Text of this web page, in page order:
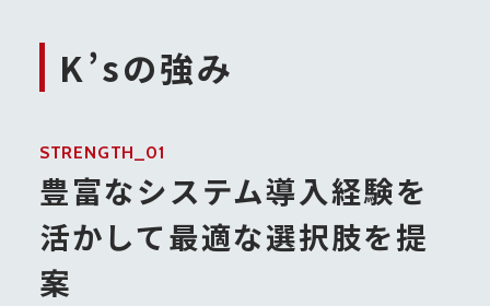
K’sの強み
STRENGTH_01
豊富なシステム導入経験を
活かして最適な選択肢を提
案